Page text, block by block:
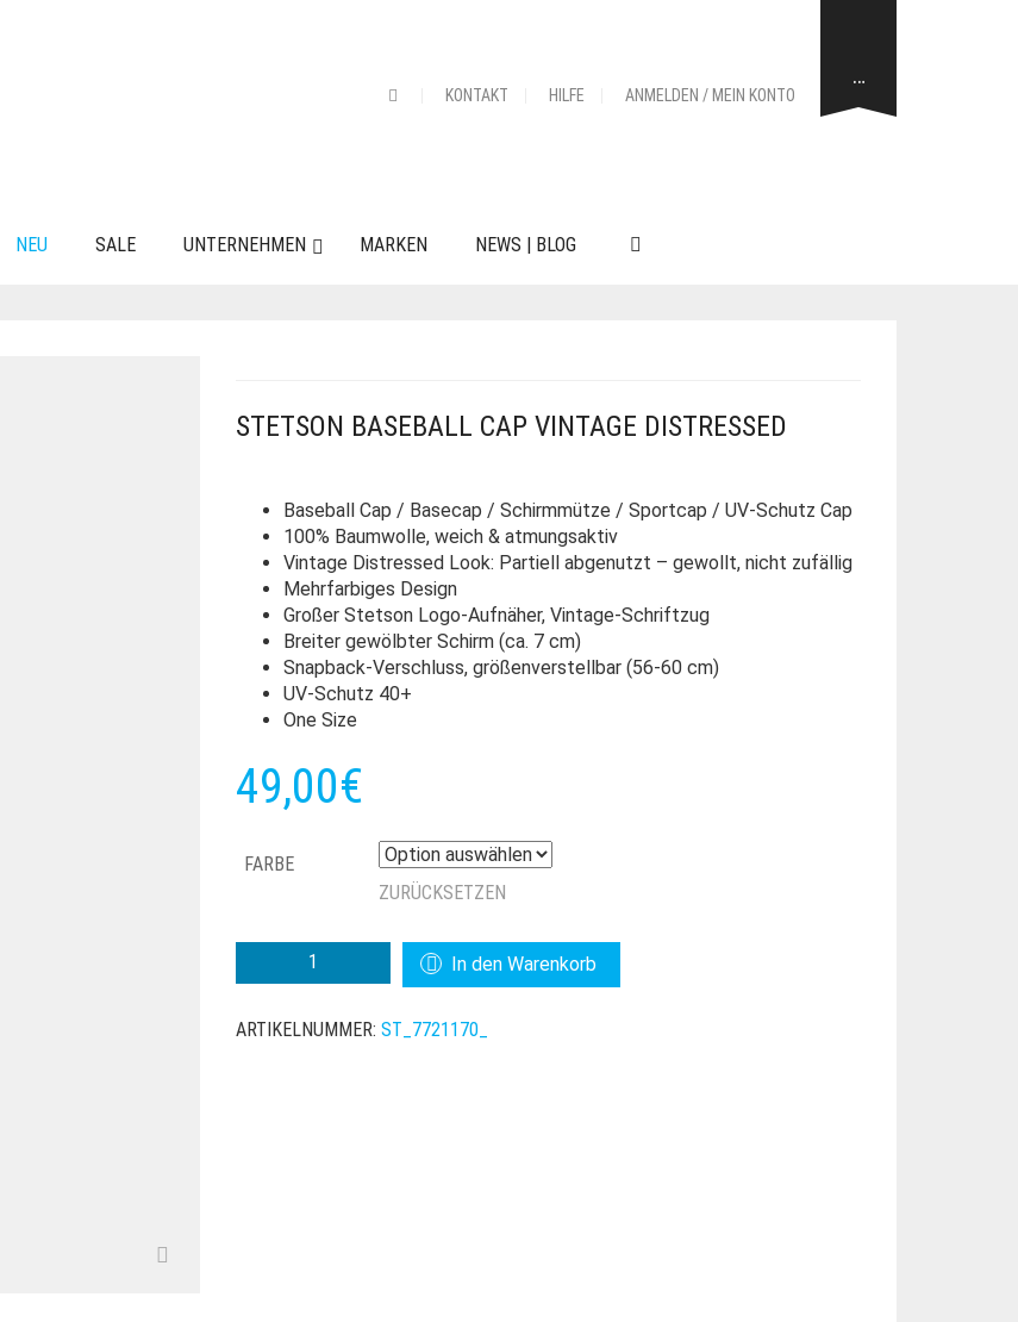
KONTAKT HILFE ANMELDEN / MEIN KONTO
…
NEU SALE UNTERNEHMEN MARKEN NEWS | BLOG
STETSON BASEBALL CAP VINTAGE DISTRESSED
Baseball Cap / Basecap / Schirmmütze / Sportcap / UV-Schutz Cap
100% Baumwolle, weich & atmungsaktiv
Vintage Distressed Look: Partiell abgenutzt – gewollt, nicht zufällig
Mehrfarbiges Design
Großer Stetson Logo-Aufnäher, Vintage-Schriftzug
Breiter gewölbter Schirm (ca. 7 cm)
Snapback-Verschluss, größenverstellbar (56-60 cm)
UV-Schutz 40+
One Size
49,00€
FARBE
ZURÜCKSETZEN
BASEBALL
VINTAGE
In den Warenkorb
ARTIKELNUMMER: ST_7721170_